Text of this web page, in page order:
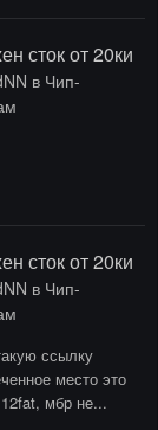
сток от 20ки
в Чип-
сток от 20ки
в Чип-
ссылку
место это
мбр не...